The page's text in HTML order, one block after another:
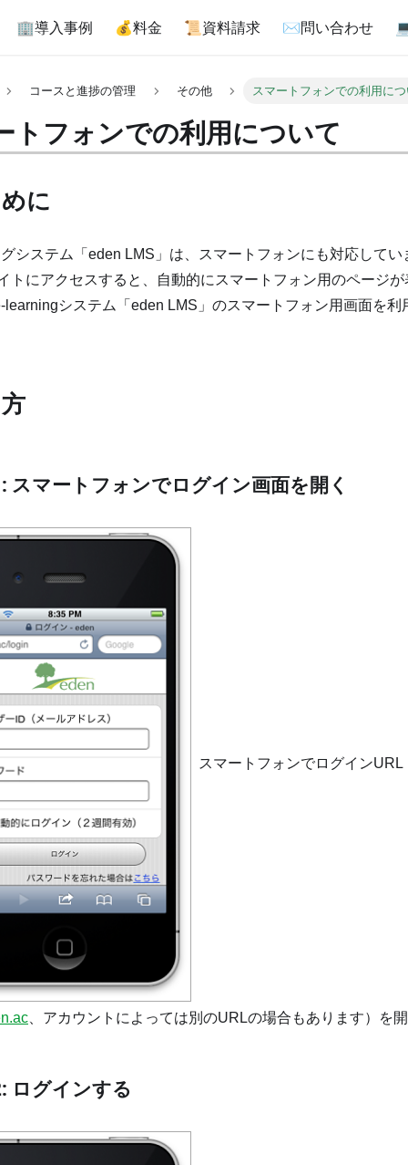
🏢導入事例 💰料金 📜資料請求 ✉問い合わせ
コースと進捗の管理 その他 スマートフォンでの利用に
トフォンでの利用について
に
システム「eden LMS」は、スマートフォンにも対応して
トにアクセスすると、自動的にスマートフォン用のページ
learningシステム「eden LMS」のスマートフォン用画面を利
スマートフォンでログイン画面を開く
スマートフォンでログインURL
、アカウントによっては別のURLの場合もあります）を開
ログインする